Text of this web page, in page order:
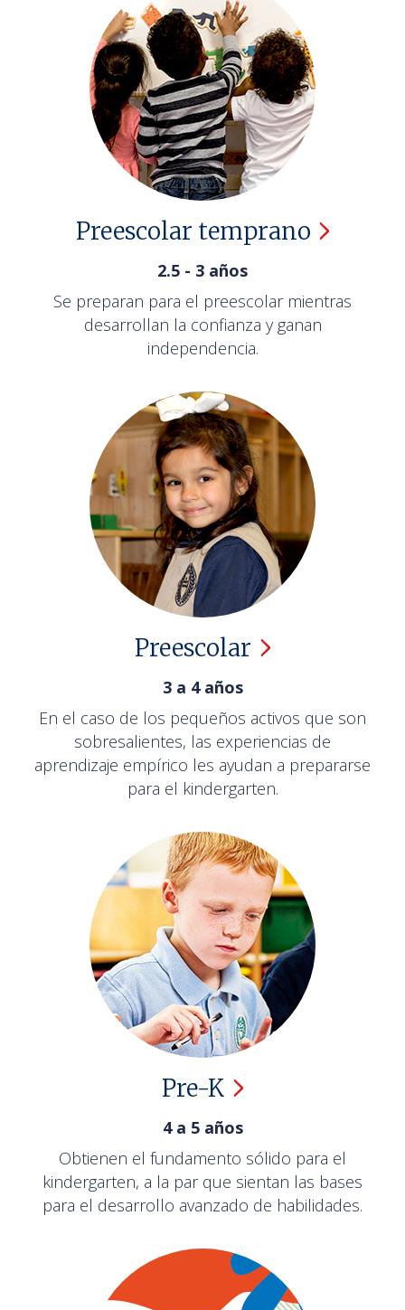
Preescolar temprano
2.5 - 3 años
Se preparan para el preescolar mientras
desarrollan la confianza y ganan
independencia.
Preescolar
3 a 4 años
En el caso de los pequeños activos que son
sobresalientes, las experiencias de
aprendizaje empírico les ayudan a prepararse
para el kindergarten.
Pre-K
4 a 5 años
Obtienen el fundamento sólido para el
kindergarten, a la par que sientan las bases
para el desarrollo avanzado de habilidades.